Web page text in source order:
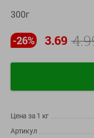
App
Store
+375 44 560-60-61
Время работы Call-
выходной
Пишите нам свои
300г
-26% 3.69
Цена за 1 кг
Артикул